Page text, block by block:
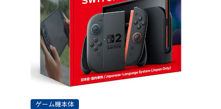
ゲーム機本体